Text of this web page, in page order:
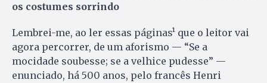
os costumes sorrindo
Lembrei-me, ao ler essas páginas¹ que o leitor vai
agora percorrer, de um aforismo — “Se a
mocidade soubesse; se a velhice pudesse” —
enunciado, há 500 anos, pelo francês Henri